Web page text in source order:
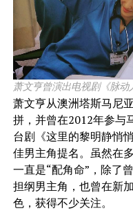
萧文亨曾演出电视剧《脉
萧文亨从澳洲塔斯马尼
拼，并曾在2012年参与
台剧《这里的黎明静悄
佳男主角提名。虽然在
一直是“配角命”，除了
担纲男主角，也曾在新
色，获得不少关注。